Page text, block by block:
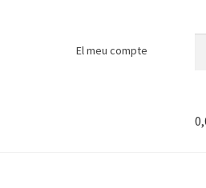
El meu compte